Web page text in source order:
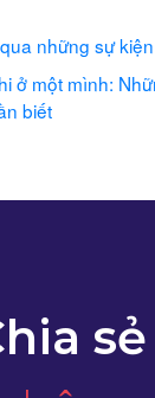
những sự
ở một mình:
biết
sẻ